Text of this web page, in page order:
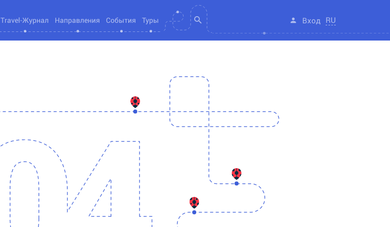
Travel-Журнал Направления События Туры Вход RU